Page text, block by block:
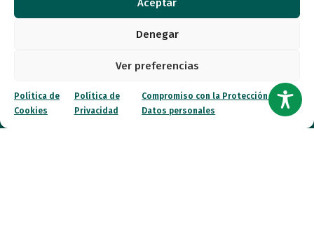
Denegar
Ver preferencias
Política de
Cookies
Política de
Privacidad
Compromiso con la Protección de
Datos personales
Canal ético